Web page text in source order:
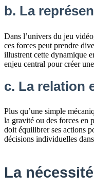
b. La
Dans l’univers du jeu
ces forces peut prendre
illustrent cette dynamique
enjeu central pour créer
c. La relation
Plus qu’une simple
la gravité ou des forces en
doit équilibrer ses actions
décisions individuelles
La